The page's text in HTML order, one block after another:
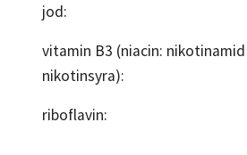
jod:
vitamin B3 (niacin:
nikotinsyra):
riboflavin: